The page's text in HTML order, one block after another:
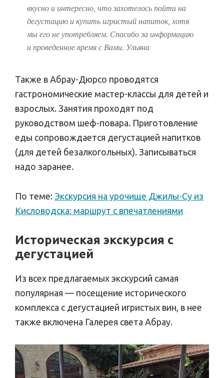
вкусно и интересно, что захотелось пойти на
дегустацию и купить игристый напиток, хотя
мы его не употребляем. Спасибо за информацию
и проведенное время с Вами. Ульяна
Также в Абрау-Дюрсо проводятся
гастрономические мастер-классы для детей и
взрослых. Занятия проходят под
руководством шеф-повара. Приготовление
еды сопровождается дегустацией напитков
(для детей безалкогольных). Записываться
надо заранее.
По теме: Экскурсия на урочище Джилы-Су из
Кисловодска: маршрут с впечатлениями
Историческая экскурсия с
дегустацией
Из всех предлагаемых экскурсий самая
популярная — посещение исторического
комплекса с дегустацией игристых вин, в нее
также включена Галерея света Абрау.